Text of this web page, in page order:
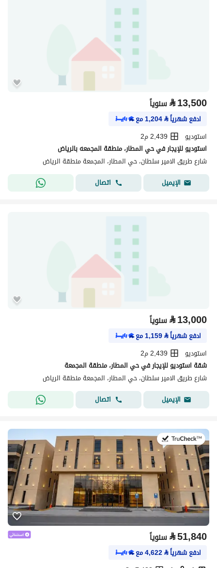
⃁13,500 سنوياً
ادفع شهرياً⃁
1,204مع
استوديو
2,439 م2
استوديو للإيجار في حي المطار، منطقة المجمعه بالرياض
شارع طريق الامير سلطان، حي المطار، المجمعة منطقة الرياض
الإيميل
اتصال
⃁13,000 سنوياً
ادفع شهرياً⃁
1,159مع
استوديو
2,439 م2
شقة استوديو للإيجار في حي المطار، منطقة المجمعة
شارع طريق الامير سلطان، حي المطار، المجمعة منطقة الرياض
الإيميل
اتصال
في:20 يوليو 2026
⃁51,840 سنوياً
ادفع شهرياً⃁
4,622مع